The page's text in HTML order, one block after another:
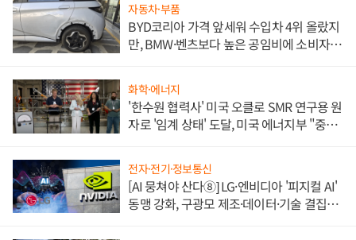
자동차·부품
BYD코리아 가격 앞세워 수입차 4위 올랐지
만, BMW·벤츠보다 높은 공임비에 소비자
화학·에너지
'한수원 협력사' 미국 오클로 SMR 연구용 원
자로 '임계 상태' 도달, 미국 에너지부 "중요
전자·전기·정보통신
[AI 뭉쳐야 산다⑧] LG·엔비디아 '피지컬 AI'
동맹 강화, 구광모 제조·데이터·기술 결집